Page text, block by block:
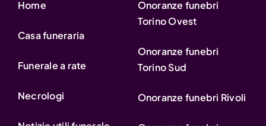
Home
Casa funeraria
Funerale a rate
Necrologi
Onoranze funebri
Torino Ovest
Onoranze funebri
Torino Sud
Onoranze funebri Rivoli